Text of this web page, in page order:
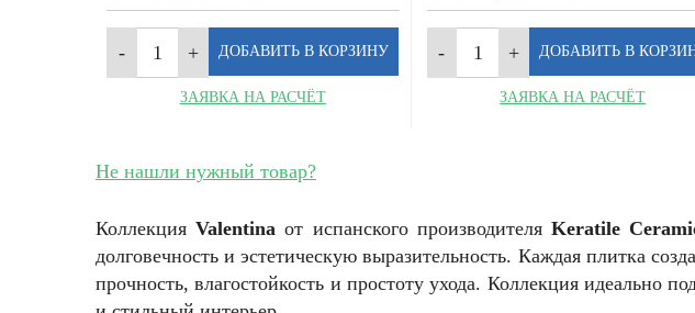
ЗАЯВКА НА РАСЧЁТ ЗАЯВКА НА РАСЧЁТ
Не нашли нужный товар?
КоллекцияValentina от испанского производителяKeratile
долговечность и эстетическую выразительность. Каждая плитка
прочность, влагостойкость и простоту ухода. Коллекция